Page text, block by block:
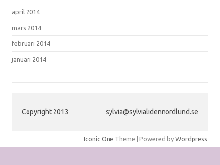
april 2014
mars 2014
februari 2014
januari 2014
Copyright 2013 sylvia@sylvialidennordlund.se
Iconic One Theme | Powered by Wordpress